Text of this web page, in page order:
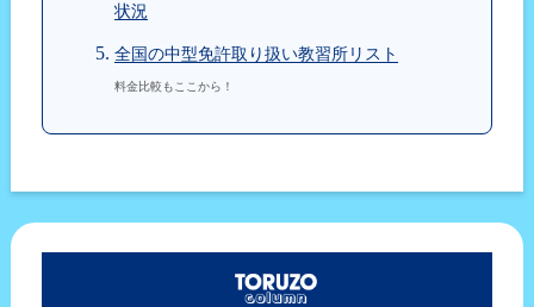
状況
全国の中型免許取り扱い教習所リスト
料金比較もここから！